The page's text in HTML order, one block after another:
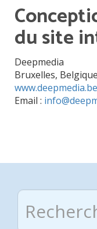
du site
Deepmedia
Bruxelles, Belgique
www.deepmedia.be
Email :
Rechercher